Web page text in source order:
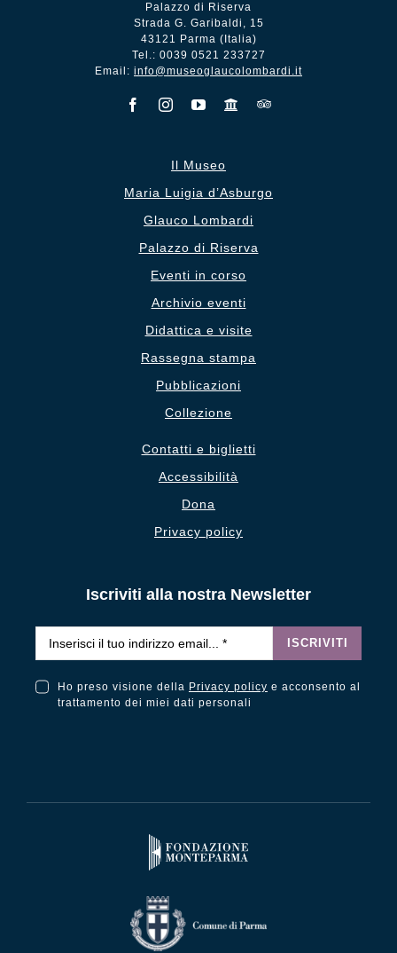
Palazzo di Riserva
Strada G. Garibaldi, 15
43121 Parma (Italia)
Tel.: 0039 0521 233727
Email: info@museoglaucolombardi.it
Il Museo
Maria Luigia d’Asburgo
Glauco Lombardi
Palazzo di Riserva
Eventi in corso
Archivio eventi
Didattica e visite
Rassegna stampa
Pubblicazioni
Collezione
Contatti e biglietti
Accessibilità
Dona
Privacy policy
Iscriviti alla nostra Newsletter
ISCRIVITI
Ho preso visione della Privacy policy e acconsento al
trattamento dei miei dati personali